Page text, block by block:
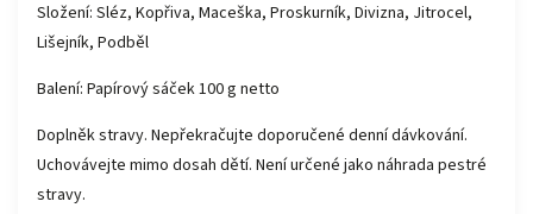
Složení: Sléz, Kopřiva, Maceška, Proskurník, Divizna, Jitrocel,
Lišejník, Podběl
Balení: Papírový sáček 100 g netto
Doplněk stravy. Nepřekračujte doporučené denní dávkování.
Uchovávejte mimo dosah dětí. Není určené jako náhrada pestré
stravy.